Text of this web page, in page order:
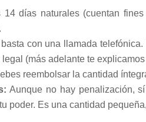
14 días naturales (cuentan
basta con una llamada
(más adelante te explicamos
reembolsar la cantidad
Aunque no hay penalización,
poder. Es una cantidad